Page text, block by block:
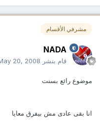
مشرفي الأقسام
NADA
قام بنشر May 20, 2008
موضوع رائع بسنت
انا بقى عادى مش بيفرق معايا